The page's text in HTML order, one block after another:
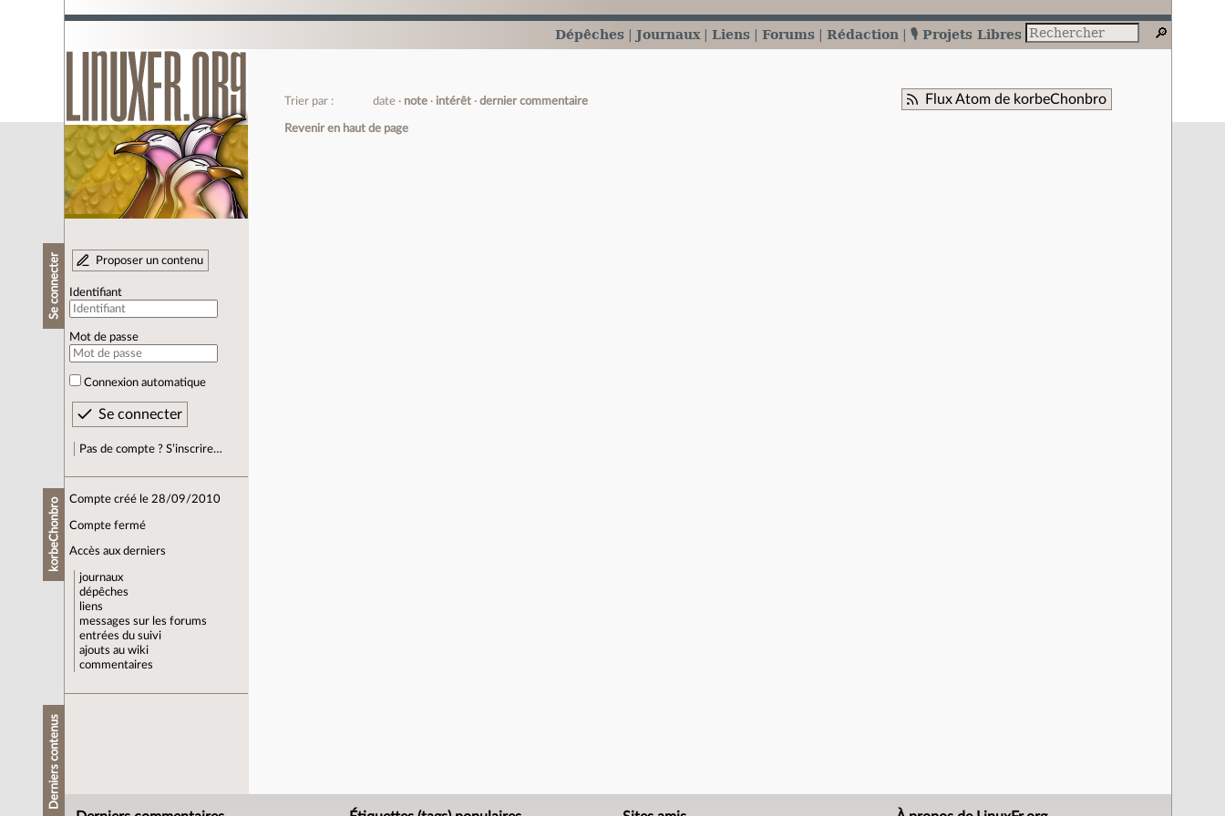
Dépêches Journaux Liens Forums Rédaction 🎙️ Projets Libres
Se connecter Proposer un contenu
Identifiant
Mot de passe
Connexion automatique
Pas de compte ? S’inscrire…
korbeChonbro Compte créé le 28/09/2010
Compte fermé
Accès aux derniers
journaux
dépêches
liens
messages sur les forums
entrées du suivi
ajouts au wiki
commentaires
Derniers contenus
Flux Atom de korbeChonbro
Trier par : date note intérêt dernier commentaire
Revenir en haut de page